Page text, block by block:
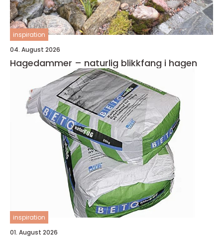
inspiration
04. August 2026
Hagedammer – naturlig blikkfang i hagen
inspiration
01. August 2026